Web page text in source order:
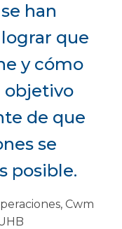
han
que
y cómo
objetivo
de que
se
posible.
Cwm